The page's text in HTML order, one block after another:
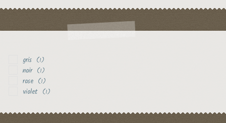
gris (1)
noir (1)
rose (1)
violet (1)